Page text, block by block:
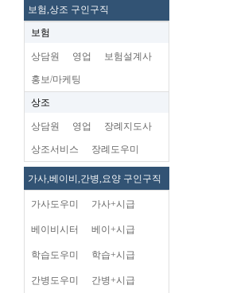
보험,상조 구인구직
보험
상담원 영업 보험설계사
홍보/마케팅
상조
상담원 영업 장례지도사
상조서비스 장례도우미
가사,베이비,간병,요양 구인구직
가사도우미 가사+시급
베이비시터 베이+시급
학습도우미 학습+시급
간병도우미 간병+시급